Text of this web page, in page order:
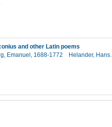
and other Latin poems
Emanuel, 1688-1772
Helander, Hans.